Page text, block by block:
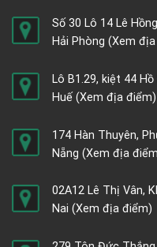
Số 30 Lô 14 Lê
Hải Phòng (Xem
Lô B1.29, kiệt 44
Huế (Xem địa điểm)
174 Hàn Thuyên,
Nẵng (Xem địa
02A12 Lê Thị Vân,
Nai (Xem địa điểm)